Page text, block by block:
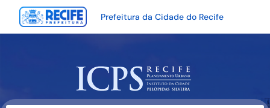
Prefeitura da Cidade do Recife